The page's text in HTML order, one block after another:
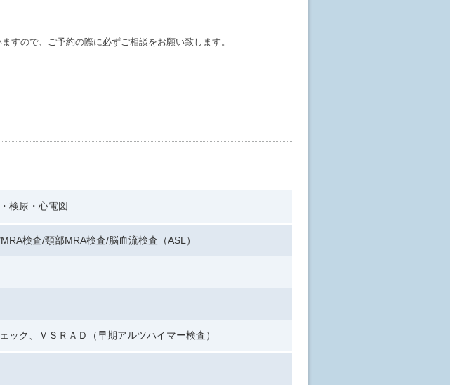
すので、ご予約の際に必ずご相談をお願い致します。
検尿・心電図
検査/頸部MRA検査/脳血流検査（ASL）
ック、ＶＳＲＡＤ（早期アルツハイマー検査）